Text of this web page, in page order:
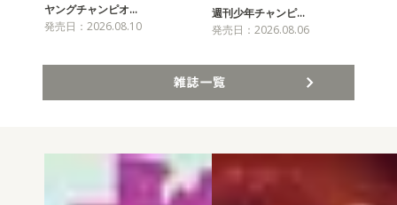
ヤングチャンピオ…
発売日：2026.08.10
週刊少年チャンピ…
発売日：2026.08.06